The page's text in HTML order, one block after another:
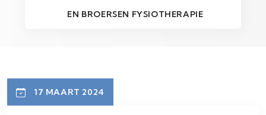
EN BROERSEN FYSIOTHERAPIE
17 MAART 2024